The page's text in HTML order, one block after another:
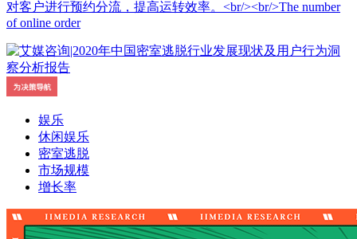
对客户进行预约分流，提高运转效率。<br/><br/>The number
of online order
娱乐
休闲娱乐
密室逃脱
市场规模
增长率